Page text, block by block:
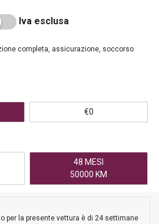
Iva esclusa
completa, assicurazione, soccorso
€0
48 MESI
50000 KM
per la presente vettura è di 24 settimane